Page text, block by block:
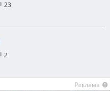
23
2
Реклама